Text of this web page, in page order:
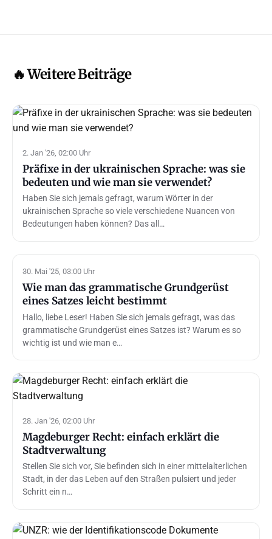
🔥 Weitere Beiträge
2. Jan '26, 02:00 Uhr
Präfixe in der ukrainischen Sprache: was sie
bedeuten und wie man sie verwendet?
Haben Sie sich jemals gefragt, warum Wörter in der
ukrainischen Sprache so viele verschiedene Nuancen von
Bedeutungen haben können? Das all…
30. Mai '25, 03:00 Uhr
Wie man das grammatische Grundgerüst
eines Satzes leicht bestimmt
Hallo, liebe Leser! Haben Sie sich jemals gefragt, was das
grammatische Grundgerüst eines Satzes ist? Warum es so
wichtig ist und wie man e…
28. Jan '26, 02:00 Uhr
Magdeburger Recht: einfach erklärt die
Stadtverwaltung
Stellen Sie sich vor, Sie befinden sich in einer mittelalterlichen
Stadt, in der das Leben auf den Straßen pulsiert und jeder
Schritt ein n…